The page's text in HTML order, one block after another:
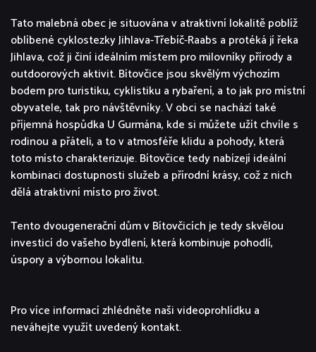
Tato malebná obec je situována v atraktivní lokalitě poblíž
oblíbené cyklostezky Jihlava-Třebíč-Raabs a protéká jí řeka
Jihlava, což ji činí ideálním místem pro milovníky přírody a
outdoorových aktivit. Bítovčice jsou skvělým výchozím
bodem pro turistiku, cyklistiku a rybaření, a to jak pro místní
obyvatele, tak pro návštěvníky. V obci se nachází také
příjemná hospůdka U Gurmána, kde si můžete užít chvíle s
rodinou a přáteli, a to v atmosféře klidu a pohody, která
toto místo charakterizuje. Bítovčice tedy nabízejí ideální
kombinaci dostupnosti služeb a přírodní krásy, což z nich
dělá atraktivní místo pro život.
Tento dvougenerační dům v Bítovčicích je tedy skvělou
investicí do vašeho bydlení, která kombinuje pohodlí,
úspory a výbornou lokalitu.
Pro více informací zhlédněte naši videoprohlídku a
neváhejte využít uvedený kontakt.